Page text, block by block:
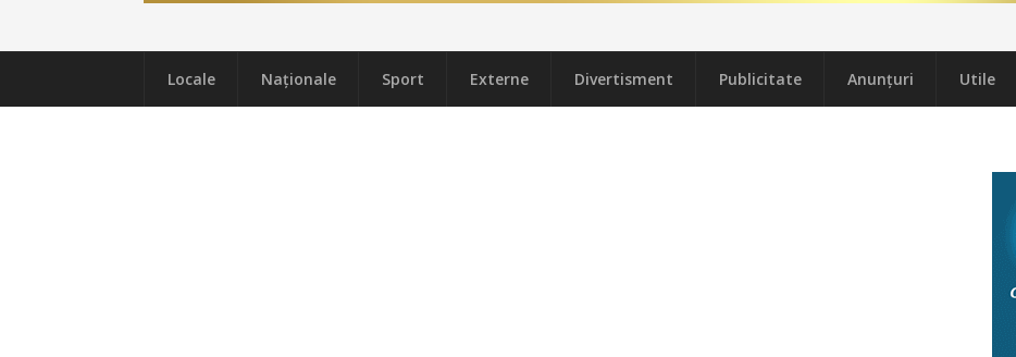
Locale Naţionale Sport Externe Divertisment Publicitate Anunțuri Utile